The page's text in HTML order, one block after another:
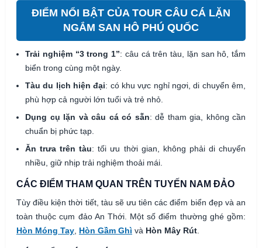
ĐIỂM NỔI BẬT CỦA TOUR CÂU CÁ LẶN
NGẮM SAN HÔ PHÚ QUỐC
Trải nghiệm “3 trong 1”: câu cá trên tàu, lặn san hô, tắm
biển trong cùng một ngày.
Tàu du lịch hiện đại: có khu vực nghỉ ngơi, di chuyển êm,
phù hợp cả người lớn tuổi và trẻ nhỏ.
Dụng cụ lặn và câu cá có sẵn: dễ tham gia, không cần
chuẩn bị phức tạp.
Ăn trưa trên tàu: tối ưu thời gian, không phải di chuyển
nhiều, giữ nhịp trải nghiệm thoải mái.
CÁC ĐIỂM THAM QUAN TRÊN TUYẾN NAM ĐẢO
Tùy điều kiện thời tiết, tàu sẽ ưu tiên các điểm biển đẹp và an
toàn thuộc cụm đảo An Thới. Một số điểm thường ghé gồm:
Hòn Móng Tay Hòn Gầm Ghì và Hòn Mây Rút